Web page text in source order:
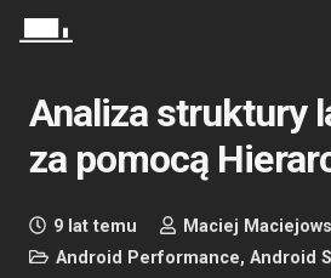
Analiza struktury
za pomocą
9 lat temu
Maciej
Android Performance, Android